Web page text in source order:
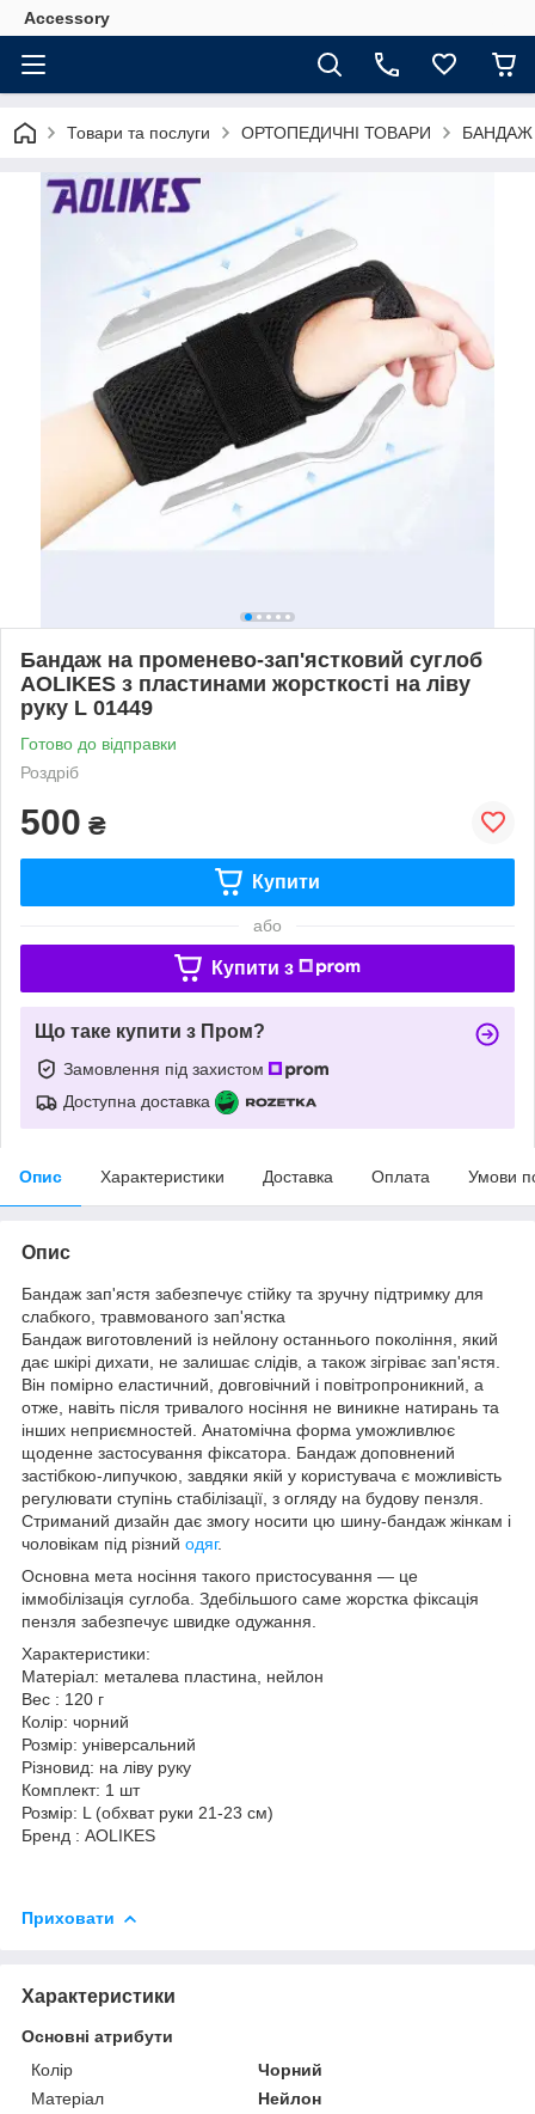
Accessory
Товари та послуги ОРТОПЕДИЧНІ ТОВАРИ
Бандаж на променево-зап'ястковий суглоб
AOLIKES з пластинами жорсткості на ліву
руку L 01449
Готово до відправки
Роздріб
500 ₴
Купити
або
Купити з
Що таке купити з Пром?
Замовлення під захистом
Доступна доставка
Опис Характеристики Доставка Оплата Умови
Опис
Бандаж зап'ястя забезпечує стійку та зручну підтримку для
слабкого, травмованого зап'ястка
Бандаж виготовлений із нейлону останнього покоління, який
дає шкірі дихати, не залишає слідів, а також зігріває зап'ястя.
Він помірно еластичний, довговічний і повітропроникний, а
отже, навіть після тривалого носіння не виникне натирань та
інших неприємностей. Анатомічна форма уможливлює
щоденне застосування фіксатора. Бандаж доповнений
застібкою-липучкою, завдяки якій у користувача є можливість
регулювати ступінь стабілізації, з огляду на будову пензля.
Стриманий дизайн дає змогу носити цю шину-бандаж жінкам і
чоловікам під різний одяг.
Основна мета носіння такого пристосування — це
іммобілізація суглоба. Здебільшого саме жорстка фіксація
пензля забезпечує швидке одужання.
Характеристики:
Матеріал: металева пластина, нейлон
Вес : 120 г
Колір: чорний
Розмір: універсальний
Різновид: на ліву руку
Комплект: 1 шт
Розмір: L (обхват руки 21-23 см)
Бренд : AOLIKES
Приховати
Характеристики
Основні атрибути
Колір
Чорний
Матеріал
Нейлон